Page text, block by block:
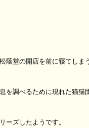
蔭堂の開店を前に寝てしま
を調べるために現れた猫猫
ーズしたようです。